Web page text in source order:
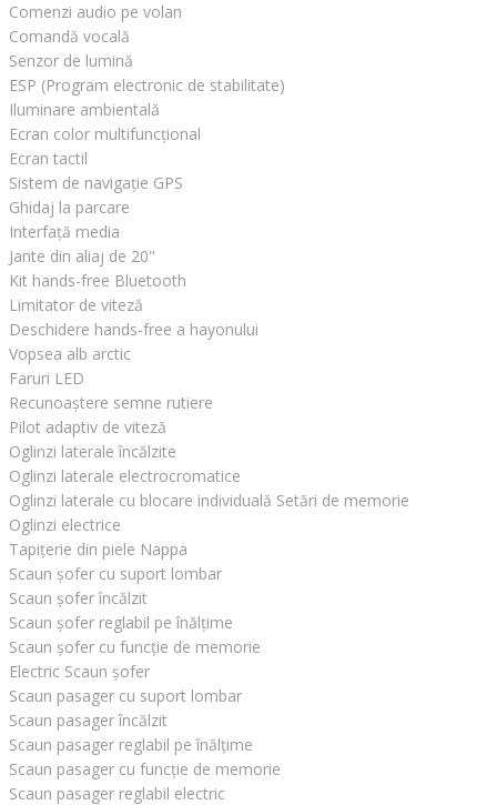
Comenzi audio pe volan
Comandă vocală
Senzor de lumină
ESP (Program electronic de stabilitate)
Iluminare ambientală
Ecran color multifuncțional
Ecran tactil
Sistem de navigație GPS
Ghidaj la parcare
Interfață media
Jante din aliaj de 20"
Kit hands-free Bluetooth
Limitator de viteză
Deschidere hands-free a hayonului
Vopsea alb arctic
Faruri LED
Recunoaștere semne rutiere
Pilot adaptiv de viteză
Oglinzi laterale încălzite
Oglinzi laterale electrocromatice
Oglinzi laterale cu blocare individuală Setări de memorie
Oglinzi electrice
Tapițerie din piele Nappa
Scaun șofer cu suport lombar
Scaun șofer încălzit
Scaun șofer reglabil pe înălțime
Scaun șofer cu funcție de memorie
Electric Scaun șofer
Scaun pasager cu suport lombar
Scaun pasager încălzit
Scaun pasager reglabil pe înălțime
Scaun pasager cu funcție de memorie
Scaun pasager reglabil electric